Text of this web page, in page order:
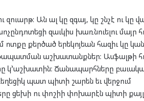
Ան ալ կը զգայ, կը շնչէ ու կը
զաւկիս խառնուելու մայր
քերծած երեկոյեան հազիւ կը
աշխատանքներ: Ասֆալթի
կ՚աշխատին: Ճանապարհները
պատ պիտի շարեն եւ վերջում
ցեխի ու փոշիի փոխարէն պիտի